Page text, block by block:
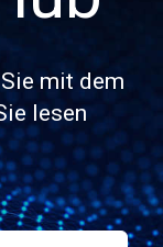
mit dem
lesen